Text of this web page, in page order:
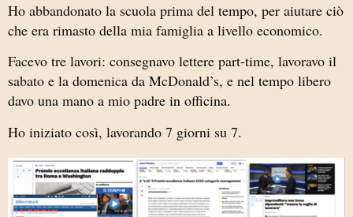
Ho abbandonato la scuola prima del tempo, per aiutare ciò
che era rimasto della mia famiglia a livello economico.
Facevo tre lavori: consegnavo lettere part-time, lavoravo il
sabato e la domenica da McDonald’s, e nel tempo libero
davo una mano a mio padre in officina.
Ho iniziato così, lavorando 7 giorni su 7.